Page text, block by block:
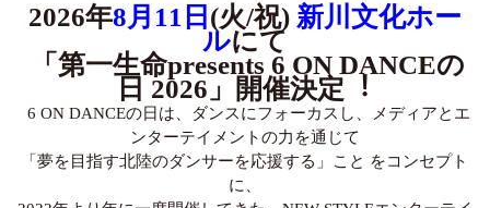
2026年8⽉11⽇ (⽕/祝) 新川⽂化ホー
ルにて
「第⼀⽣命presents 6 ON DANCEの
⽇ 2026」開催決定︕
6 ON DANCEの⽇は、ダンスにフォーカスし、メディアとエ
ンターテイメントの⼒を通じて
「夢を⽬指す北陸のダンサーを応援する」こと をコンセプト
に、